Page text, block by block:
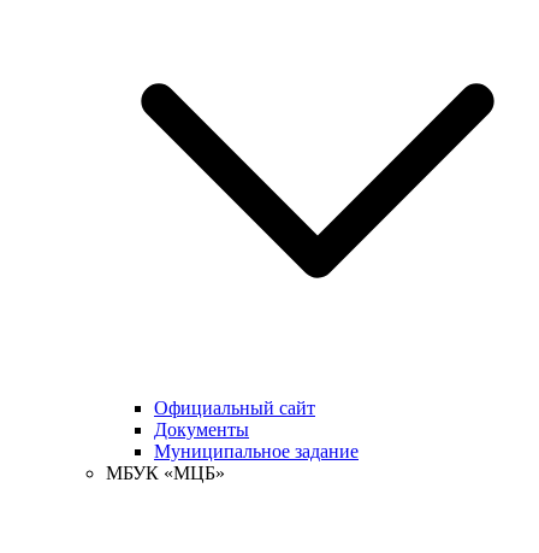
Официальный сайт
Документы
Муниципальное задание
МБУК «МЦБ»